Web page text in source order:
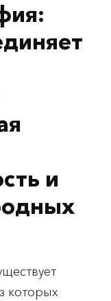
и
которых